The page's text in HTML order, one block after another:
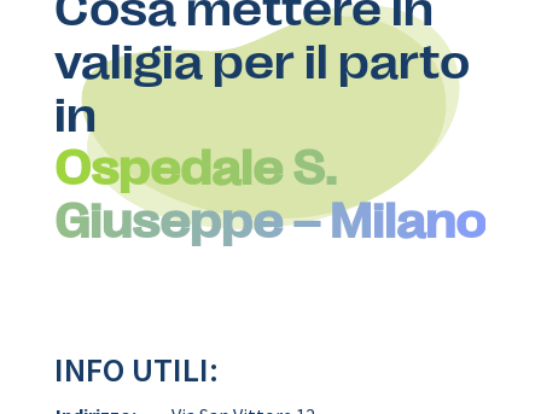
valigia per il parto
in
Ospedale S.
Giuseppe – Milano
INFO UTILI: